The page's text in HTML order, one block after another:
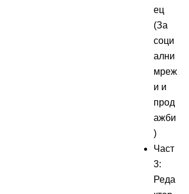
ец
(За
соци
ални
мреж
и и
прод
ажби
)
Част
3:
Реда